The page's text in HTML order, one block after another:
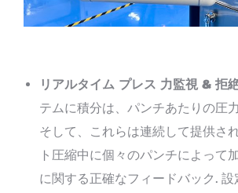
リアルタイム プレス 力監視 & 拒
テムに積分は、パンチあたりの圧
そして、これらは連続して提供さ
ト圧縮中に個々のパンチによって
に関する正確なフィードバック. 設